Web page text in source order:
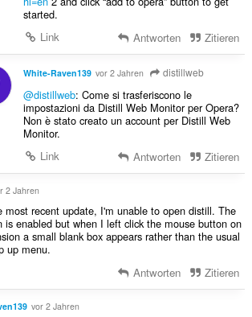
started.
Link
Antworten Zitieren
White-Raven139 vor 2 Jahren distillweb
@distillweb: Come si trasferiscono le
impostazioni da Distill Web Monitor per Opera?
Non è stato creato un account per Distill Web
Monitor.
Link
Antworten Zitieren
2 Jahren
most recent update, I'm unable to open distill. The
is enabled but when I left click the mouse button on
a small blank box appears rather than the usual
up menu.
Antworten Zitieren
vor 2 Jahren